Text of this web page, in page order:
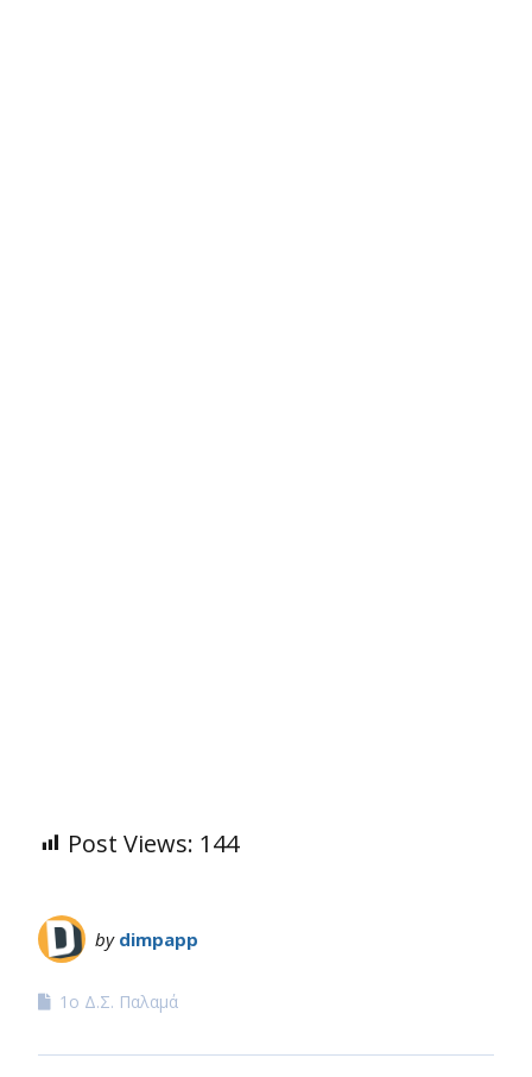
Post Views: 144
by dimpapp
1ο Δ.Σ. Παλαμά